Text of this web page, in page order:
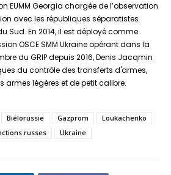
EUMM Georgia chargée de l’observation
avec les républiques séparatistes
Sud. En 2014, il est déployé comme
OSCE SMM Ukraine opérant dans la
du GRIP depuis 2016, Denis Jacqmin
du contrôle des transferts d'armes,
armes légères et de petit calibre.
Biélorussie Gazprom
Loukachenko
russes Ukraine